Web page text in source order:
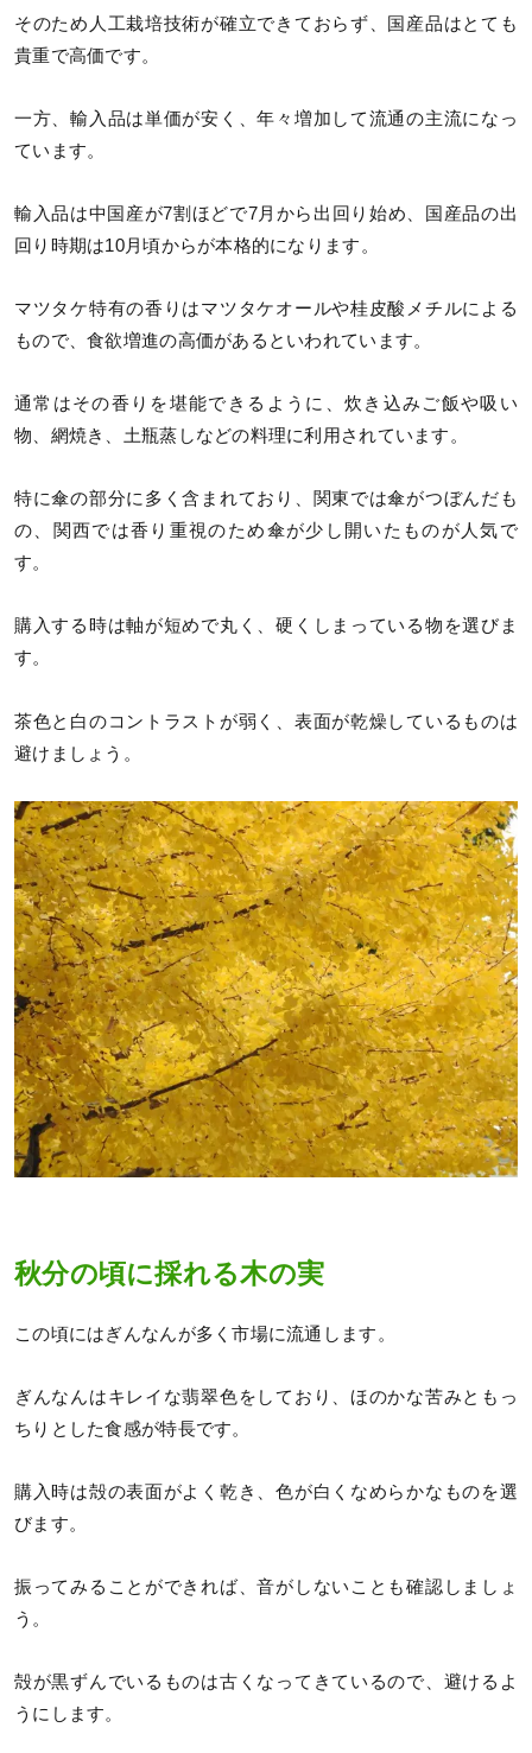
そのため人工栽培技術が確立できておらず、国産品はとても
貴重で高価です。
一方、輸入品は単価が安く、年々増加して流通の主流になっ
ています。
輸入品は中国産が7割ほどで7月から出回り始め、国産品の出
回り時期は10月頃からが本格的になります。
マツタケ特有の香りはマツタケオールや桂皮酸メチルによる
もので、食欲増進の高価があるといわれています。
通常はその香りを堪能できるように、炊き込みご飯や吸い
物、網焼き、土瓶蒸しなどの料理に利用されています。
特に傘の部分に多く含まれており、関東では傘がつぼんだも
の、関西では香り重視のため傘が少し開いたものが人気で
す。
購入する時は軸が短めで丸く、硬くしまっている物を選びま
す。
茶色と白のコントラストが弱く、表面が乾燥しているものは
避けましょう。
秋分の頃に採れる木の実
この頃にはぎんなんが多く市場に流通します。
ぎんなんはキレイな翡翠色をしており、ほのかな苦みともっ
ちりとした食感が特長です。
購入時は殻の表面がよく乾き、色が白くなめらかなものを選
びます。
振ってみることができれば、音がしないことも確認しましょ
う。
殻が黒ずんでいるものは古くなってきているので、避けるよ
うにします。